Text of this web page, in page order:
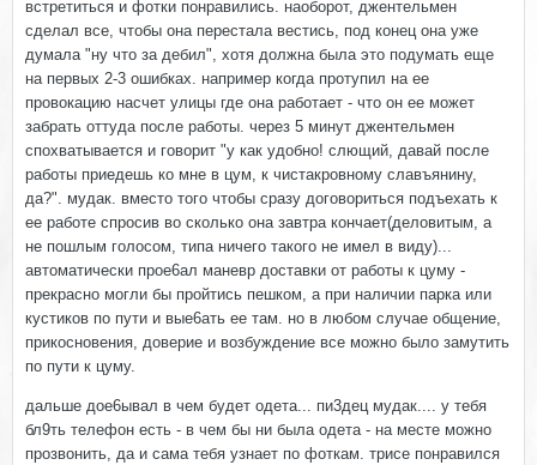
встретиться и фотки понравились. наоборот, джентельмен
сделал все, чтобы она перестала вестись, под конец она уже
думала "ну что за дебил", хотя должна была это подумать еще
на первых 2-3 ошибках. например когда протупил на ее
провокацию насчет улицы где она работает - что он ее может
забрать оттуда после работы. через 5 минут джентельмен
спохватывается и говорит "у как удобно! слющий, давай после
работы приедешь ко мне в цум, к чистакровному славъянину,
да?". мудак. вместо того чтобы сразу договориться подъехать к
ее работе спросив во сколько она завтра кончает(деловитым, а
не пошлым голосом, типа ничего такого не имел в виду)...
автоматически прое6ал маневр доставки от работы к цуму -
прекрасно могли бы пройтись пешком, а при наличии парка или
кустиков по пути и вые6ать ее там. но в любом случае общение,
прикосновения, доверие и возбуждение все можно было замутить
по пути к цуму.
дальше дое6ывал в чем будет одета... пи3дец мудак.... у тебя
бл9ть телефон есть - в чем бы ни была одета - на месте можно
прозвонить, да и сама тебя узнает по фоткам. трисе понравился